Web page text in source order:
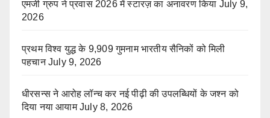
एमजी ग्रुप ने प्रवास 2026 में स्टारज़ का अनावरण किया July 9,
2026
प्रथम विश्व युद्ध के 9,909 गुमनाम भारतीय सैनिकों को मिली
पहचान July 9, 2026
धीरसन्स ने आरोह लॉन्च कर नई पीढ़ी की उपलब्धियों के जश्न को
दिया नया आयाम July 8, 2026